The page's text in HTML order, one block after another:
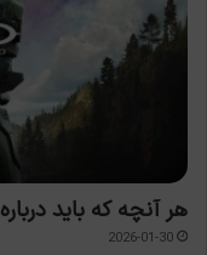
هر آنچه که باید درباره Halo: Campaign Evolved بدانید
2026-01-30